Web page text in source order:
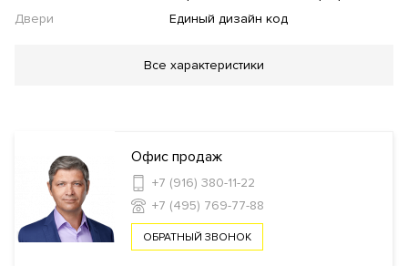
Двери
Единый дизайн код
Инфраструктура в доме
Консьерж сервис Автомойка
Безопасность
Все характеристики
Офис продаж
+7 (916) 380-11-22
+7 (495) 769-77-88
ОБРАТНЫЙ ЗВОНОК